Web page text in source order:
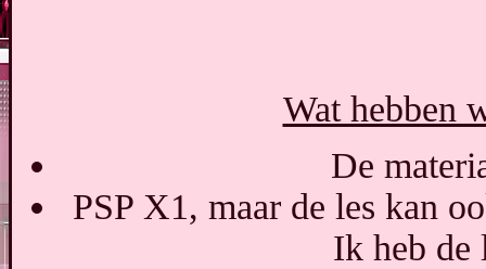
Wat hebben
De
PSP X1, maar de les kan
Ik heb de